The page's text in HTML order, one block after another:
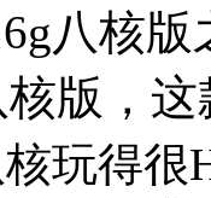
八核
版，
玩得很